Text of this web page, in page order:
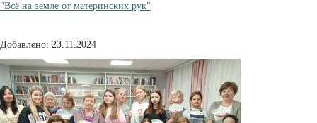
"Всё на земле от материнских рук"
Добавлено: 23.11.2024